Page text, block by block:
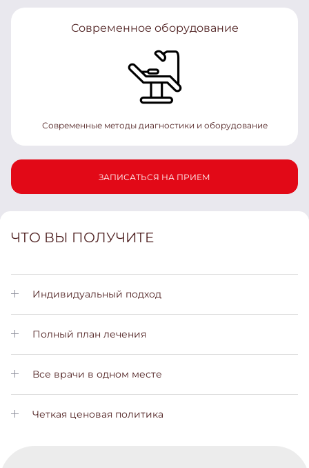
Современное оборудование
Современные методы диагностики и оборудование
ЗАПИСАТЬСЯ НА ПРИЕМ
ЧТО ВЫ ПОЛУЧИТЕ
Индивидуальный подход
Личный менеджер позаботится о Вас на всех этапах лечения
Полный план лечения
Вы получите подробный план лечения с пояснениями на
всех этапах
Все врачи в одном месте
Вам не нужно будет обращаться в другие больницы. Все
услуги вы сможете получить у нас
Четкая ценовая политика